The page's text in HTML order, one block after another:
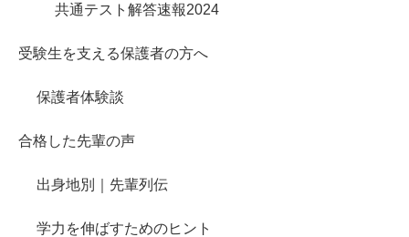
共通テスト解答速報2024
受験生を支える保護者の方へ
保護者体験談
合格した先輩の声
出身地別｜先輩列伝
学力を伸ばすためのヒント